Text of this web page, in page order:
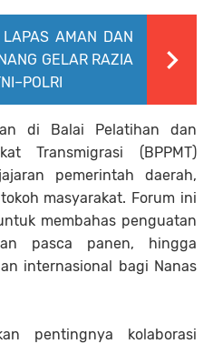
LAPAS AMAN DAN
GELAR RAZIA
di Balai Pelatihan dan
Transmigrasi (BPPMT)
pemerintah daerah,
masyarakat. Forum ini
membahas penguatan
pasca panen, hingga
internasional bagi Nanas
pentingnya kolaborasi